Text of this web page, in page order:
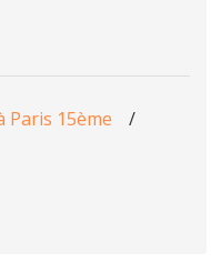
Paris 15ème
/